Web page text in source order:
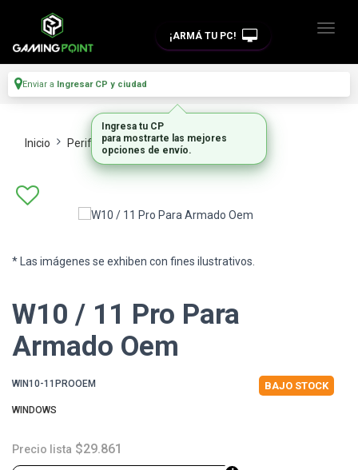
¡ARMÁ TU PC!
Enviar a Ingresar CP y ciudad
Inicio Perifericos Accesorios
* Las imágenes se exhiben con fines ilustrativos.
W10 / 11 Pro Para
Armado Oem
WIN10-11PROOEM BAJO STOCK
WINDOWS
Precio lista $29.861
Ingresa tu CP
para mostrarte las mejores
opciones de envío.